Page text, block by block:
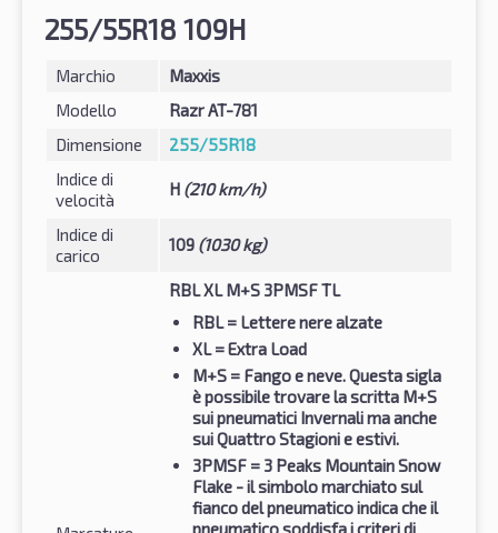
255/55R18 109H
Marchio
Maxxis
Modello
Razr AT-781
Dimensione
255/55R18
Indice di
velocità
H (210 km/h)
Indice di
carico
109 (1030 kg)
RBL XL M+S 3PMSF TL
RBL= Lettere nere alzate
XL= Extra Load
M+S = Fango e neve. Questa sigla
è possibile trovare la scritta M+S
sui pneumatici Invernali ma anche
sui Quattro Stagioni e estivi.
3PMSF = 3 Peaks Mountain Snow
Flake - il simbolo marchiato sul
fianco del pneumatico indica che il
pneumatico soddisfa i criteri di